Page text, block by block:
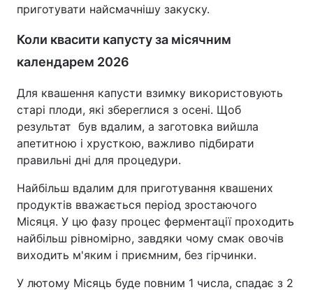
приготувати найсмачнішу закуску.
Коли квасити капусту за місячним
календарем 2026
Для квашення капусти взимку використовують
старі плоди, які збереглися з осені. Щоб
результат був вдалим, а заготовка вийшла
апетитною і хрусткою, важливо підбирати
правильні дні для процедури.
Найбільш вдалим для приготування квашених
продуктів вважається період зростаючого
Місяця. У цю фазу процес ферментації проходить
найбільш рівномірно, завдяки чому смак овочів
виходить м'яким і приємним, без гірчинки.
У лютому Місяць буде повним 1 числа, спадає з 2